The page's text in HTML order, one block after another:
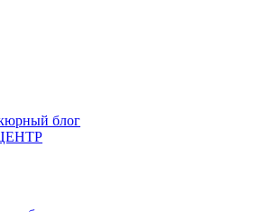
блог